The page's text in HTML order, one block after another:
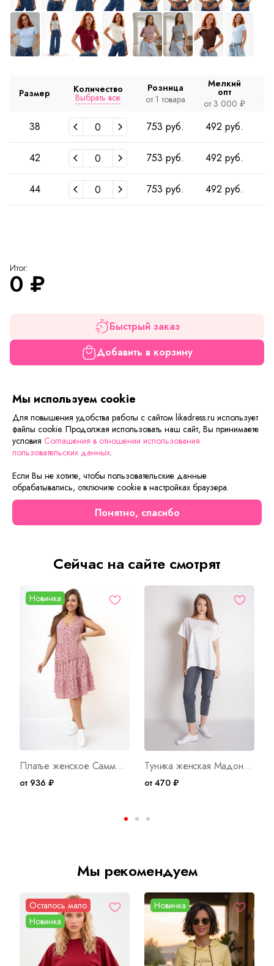
Размер Количество
Выбрать все
Розница
от 1 товара
Мелкий
опт
от 3 000 ₽
38 753 руб. 492 руб.
42 753 руб. 492 руб.
44 753 руб. 492 руб.
Итог:
0 ₽
Быстрый заказ
Добавить в корзину
Если вам нужна только эта модель, можете
воспользоваться функцией «Быстрый заказ».
Заполните форму, и через короткое время вам
перезвонит менеджер. Он уточнит все условия заказа,
ответит на вопросы, а также подскажет о вариантах
оплаты и доставки.
Описание товара Отзывы
Сейчас на сайте смотрят
Новинка
Платье женское Саммер Арт. 8636
от 936 ₽
Туника женская Мадонна Б Арт. 8218
от 470 ₽
Мы рекомендуем
Осталось мало
Новинка
Новинка
Мы используем cookie
Для повышения удобства работы с сайтом likadress.ru использует
файлы cookie. Продолжая использовать наш сайт, Вы принимаете
условия Соглашения в отношении использования
пользовательских данных.
Если Вы не хотите, чтобы пользовательские данные
обрабатывались, отключите cookie в настройках браузера.
Понятно, спасибо